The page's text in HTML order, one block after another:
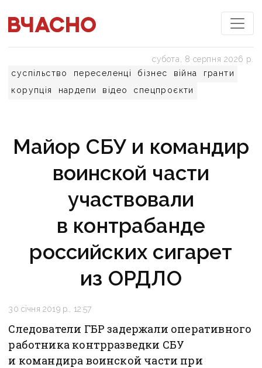
суспільство переселенці бізнес війна
гранти
корупція
нардепи відео спецпроєкти
субота, 8 серпня 2026 р.
Майор СБУ и командир
воинской части
участвовали
в контрабанде
российских сигарет
из ОРДЛО
30 січня 2019 р., 12:57
Следователи ГБР задержали оперативного
работника контрразведки СБУ
и командира воинской части при